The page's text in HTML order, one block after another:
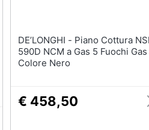
DE’LONGHI - Piano Cottura NSL
590D NCM a Gas 5 Fuochi Gas
Colore Nero
€ 458,50